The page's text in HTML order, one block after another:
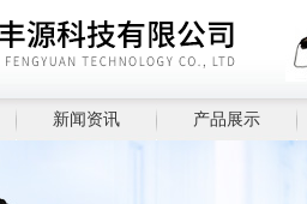
新闻资讯 产品展示